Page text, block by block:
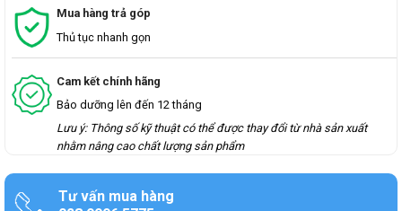
Mua hàng trả góp
Thủ tục nhanh gọn
Cam kết chính hãng
Bảo dưỡng lên đến 12 tháng
Lưu ý: Thông số kỹ thuật có thể được thay đổi từ nhà sản xuất
nhằm nâng cao chất lượng sản phẩm
Tư vấn mua hàng